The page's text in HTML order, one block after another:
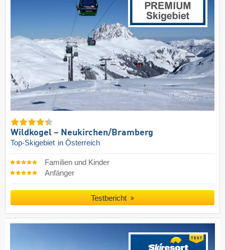
Wildkogel – Neukirchen/​Bramberg
Top-Skigebiet in Österreich
Familien und Kinder
Anfänger
Testbericht